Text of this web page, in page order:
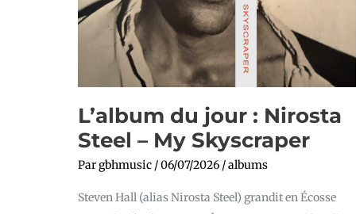
L’album du jour : Nirosta
Steel – My Skyscraper
Pargbhmusic /06/07/2026 /albums
Steven Hall (alias Nirosta Steel) grandit en Écosse